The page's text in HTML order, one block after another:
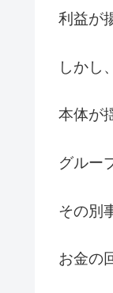
利益が
しかし
本体が
グルー
その別
お金の